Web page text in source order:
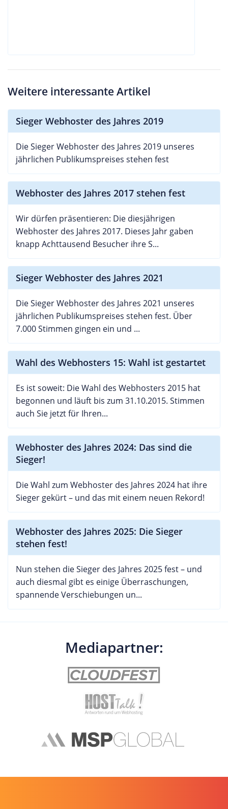
Weitere interessante Artikel
Sieger Webhoster des Jahres 2019
Die Sieger Webhoster des Jahres 2019 unseres
jährlichen Publikumspreises stehen fest
Webhoster des Jahres 2017 stehen fest
Wir dürfen präsentieren: Die diesjährigen
Webhoster des Jahres 2017. Dieses Jahr gaben
knapp Achttausend Besucher ihre S...
Sieger Webhoster des Jahres 2021
Die Sieger Webhoster des Jahres 2021 unseres
jährlichen Publikumspreises stehen fest. Über
7.000 Stimmen gingen ein und ...
Wahl des Webhosters 15: Wahl ist gestartet
Es ist soweit: Die Wahl des Webhosters 2015 hat
begonnen und läuft bis zum 31.10.2015. Stimmen
auch Sie jetzt für Ihren...
Webhoster des Jahres 2024: Das sind die
Sieger!
Die Wahl zum Webhoster des Jahres 2024 hat ihre
Sieger gekürt – und das mit einem neuen Rekord!
Webhoster des Jahres 2025: Die Sieger
stehen fest!
Nun stehen die Sieger des Jahres 2025 fest – und
auch diesmal gibt es einige Überraschungen,
spannende Verschiebungen un...
Mediapartner: